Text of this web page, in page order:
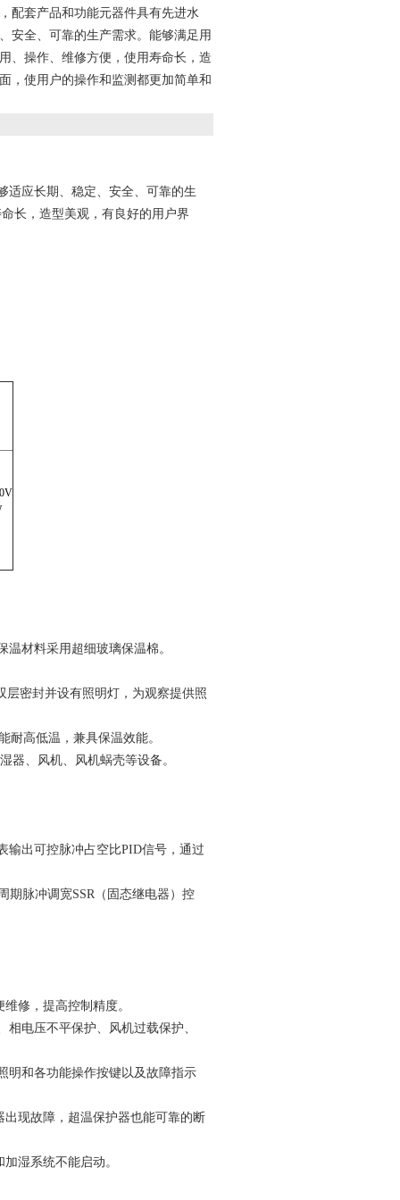
配套产品和功能元器件具有先进水
安全、可靠的生产需求。能够满足用
、操作、维修方便，使用寿命长，造
，使用户的操作和监测都更加简单和
适应长期、稳定、安全、可靠的生
长，造型美观，有良好的用户界
保温材料采用超细玻璃保温棉。
层密封并设有照明灯，为观察提供照
高低温，兼具保温效能。
器、风机、风机蜗壳等设备。
输出可控脉冲占空比PID信号，通过
期脉冲调宽SSR（固态继电器）控
修，提高控制精度。
电压不平保护、风机过载保护、
明和各功能操作按键以及故障指示
现故障，超温保护器也能可靠的断
湿系统不能启动。